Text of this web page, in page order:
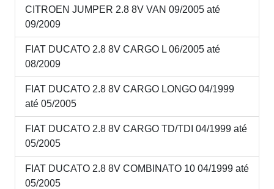
CITROEN JUMPER 2.8 8V VAN 09/2005 até
09/2009
FIAT DUCATO 2.8 8V CARGO L 06/2005 até
08/2009
FIAT DUCATO 2.8 8V CARGO LONGO 04/1999
até 05/2005
FIAT DUCATO 2.8 8V CARGO TD/TDI 04/1999 até
05/2005
FIAT DUCATO 2.8 8V COMBINATO 10 04/1999 até
05/2005